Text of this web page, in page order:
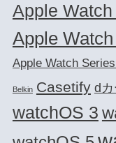
Apple
Apple
Apple Watch
Belkin Casetify d
watchOS 3